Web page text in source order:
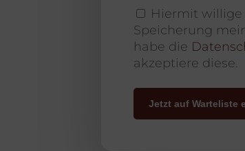
Hiermit
Speicherung
habe die
akzeptiere diese.
Jetzt auf Warteliste